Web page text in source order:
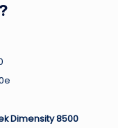
Dimensity 8500